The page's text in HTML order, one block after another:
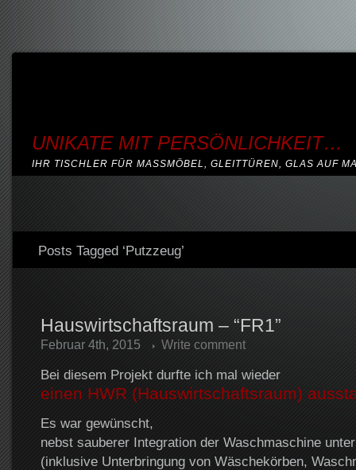
UNIKATE MIT PERSÖNLICHKEIT…
IHR TISCHLER FÜR MASSMÖBEL, GLEITTÜREN, GLAS AUF
Posts Tagged ‘Putzzeug’
Hauswirtschaftsraum – “FR1”
Februar 4th, 2015 Write comment
Bei diesem Projekt durfte ich mal wieder
einen HWR (Hauswirtschaftsraum)
Es war gewünscht,
nebst sauberer Integration der Waschmaschine
(inklusive Unterbringung von Wäschekörben,